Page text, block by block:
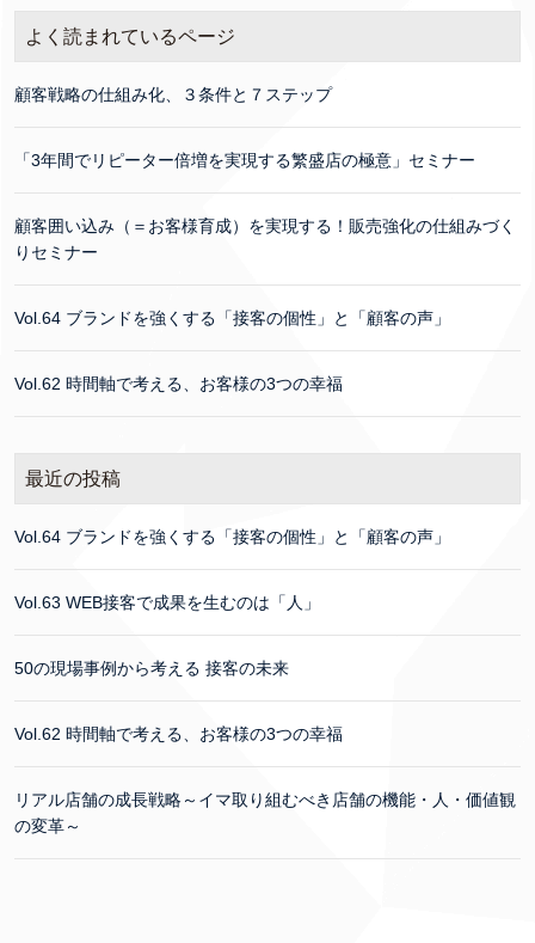
よく読まれているページ
顧客戦略の仕組み化、３条件と７ステップ
「3年間でリピーター倍増を実現する繁盛店の極意」セミナー
顧客囲い込み（＝お客様育成）を実現する！販売強化の仕組みづく
りセミナー
Vol.64 ブランドを強くする「接客の個性」と「顧客の声」
Vol.62 時間軸で考える、お客様の3つの幸福
最近の投稿
Vol.64 ブランドを強くする「接客の個性」と「顧客の声」
Vol.63 WEB接客で成果を生むのは「人」
50の現場事例から考える 接客の未来
Vol.62 時間軸で考える、お客様の3つの幸福
リアル店舗の成長戦略～イマ取り組むべき店舗の機能・人・価値観
の変革～